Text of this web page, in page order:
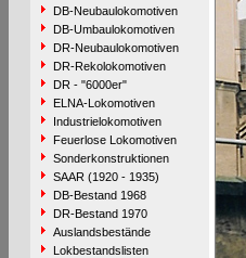
DB-Neubaulokomotiven
DB-Umbaulokomotiven
DR-Neubaulokomotiven
DR-Rekolokomotiven
DR - "6000er"
ELNA-Lokomotiven
Industrielokomotiven
Feuerlose Lokomotiven
Sonderkonstruktionen
SAAR (1920 - 1935)
DB-Bestand 1968
DR-Bestand 1970
Auslandsbestände
Lokbestandslisten